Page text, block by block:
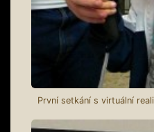
První setkání s virtuální